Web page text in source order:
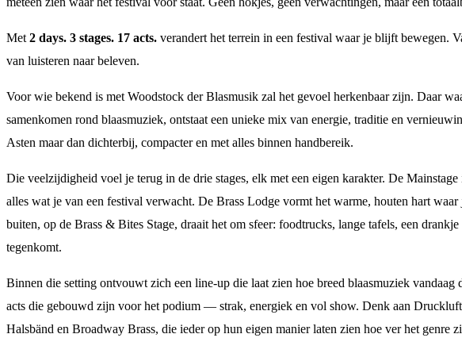
Met 2 days. 3 stages. 17 acts. verandert het terrein in een festival waar je blijft bewegen.
van luisteren naar beleven.
Voor wie bekend is met Woodstock der Blasmusik zal het gevoel herkenbaar zijn. Daar
samenkomen rond blaasmuziek, ontstaat een unieke mix van energie, traditie en
Asten maar dan dichterbij, compacter en met alles binnen handbereik.
Die veelzijdigheid voel je terug in de drie stages, elk met een eigen karakter. De
alles wat je van een festival verwacht. De Brass Lodge vormt het warme, houten hart
buiten, op de Brass & Bites Stage, draait het om sfeer: foodtrucks, lange tafels, een
tegenkomt.
Binnen die setting ontvouwt zich een line-up die laat zien hoe breed blaasmuziek
acts die gebouwd zijn voor het podium — strak, energiek en vol show. Denk aan
Halsbänd en Broadway Brass, die ieder op hun eigen manier laten zien hoe ver het genre